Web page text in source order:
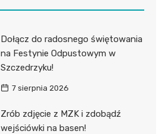
Dołącz do radosnego świętowania
na Festynie Odpustowym w
Szczedrzyku!
7 sierpnia 2026
Zrób zdjęcie z MZK i zdobądź
wejściówki na basen!